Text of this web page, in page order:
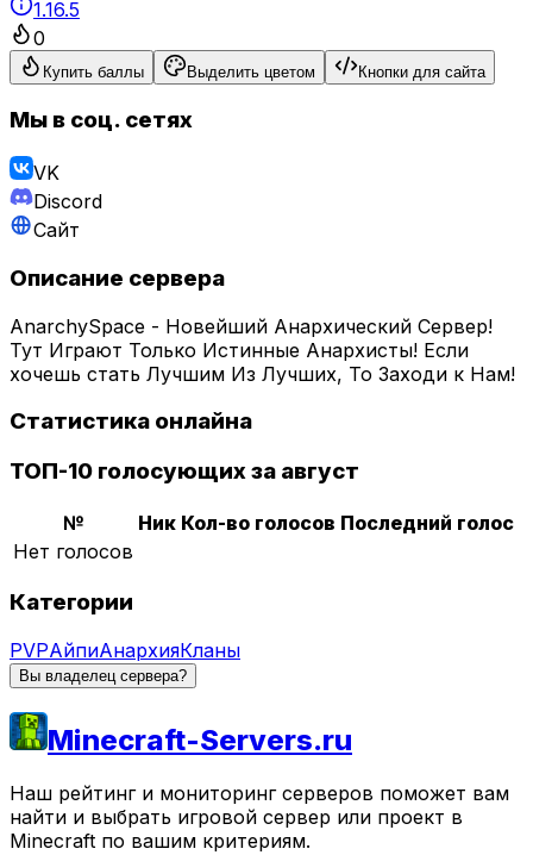
1.16.5
0
Купить баллы Выделить цветом Кнопки для сайта
Мы в соц. сетях
VK
Discord
Сайт
Описание сервера
AnarchySpace - Новейший Анархический Сервер!
Тут Играют Только Истинные Анархисты! Если
хочешь стать Лучшим Из Лучших, То Заходи к Нам!
Статистика онлайна
ТОП-10 голосующих за август
№ Ник Кол-во голосов Последний голос
Нет голосов
Категории
PVPАйпиАнархияКланы
Вы владелец сервера?
Minecraft-Servers.ru
Наш рейтинг и мониторинг серверов поможет вам
найти и выбрать игровой сервер или проект в
Minecraft по вашим критериям.